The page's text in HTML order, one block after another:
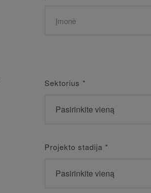
Sektorius *
Projekto stadija *